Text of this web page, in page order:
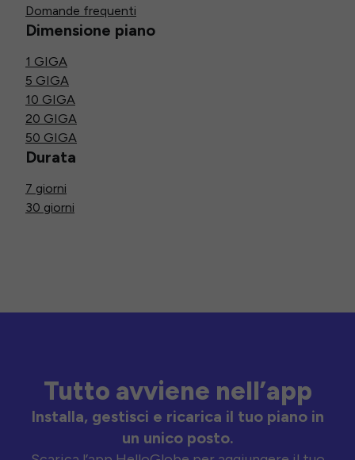
Domande frequenti
Dimensione piano
1 GIGA
5 GIGA
10 GIGA
20 GIGA
50 GIGA
Durata
7 giorni
30 giorni
Tutto avviene nell’app
Installa, gestisci e ricarica il tuo piano in
un unico posto.